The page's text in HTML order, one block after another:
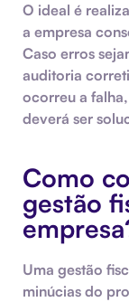
O ideal é
a empresa
Caso erros
auditoria
ocorreu a
deverá ser
Como
gestão
Uma gestão
minúcias do